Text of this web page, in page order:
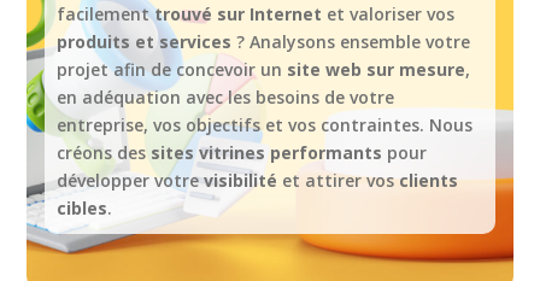
facilementtrouvé sur Internet et valoriser vos
produits et services ? Analysons ensemble votre
projet afin de concevoir un site web sur mesure,
en adéquation avec les besoins de votre
entreprise, vos objectifs et vos contraintes. Nous
créons des sites vitrines performants pour
développer votrevisibilité et attirer vosclients
cibles.